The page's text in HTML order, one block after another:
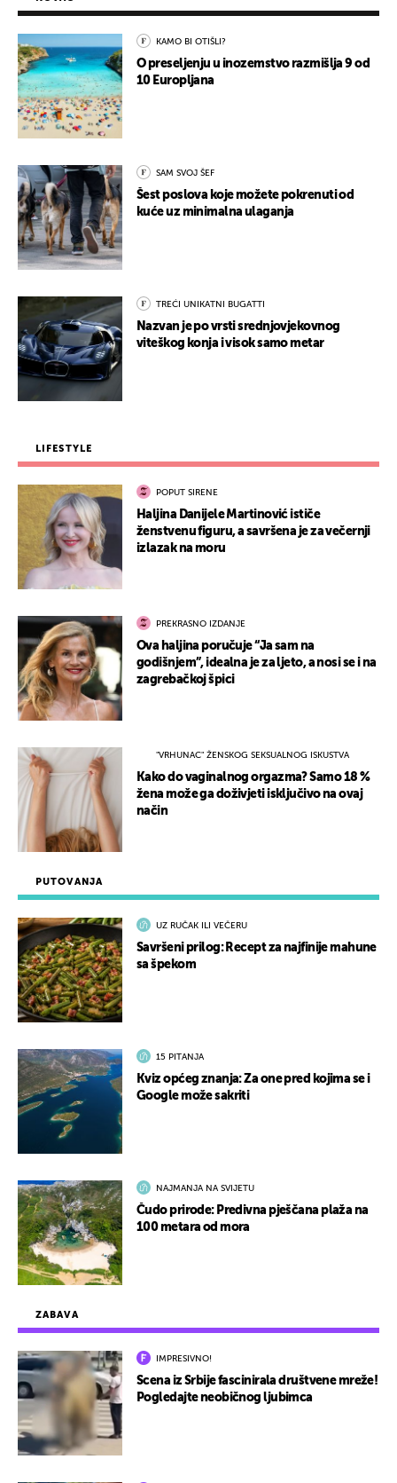
ZABAVA
IMPRESIVNO!
Scena iz Srbije fascinirala društvene mreže!
Pogledajte neobičnog ljubimca
PUTOVANJA
UZ RUČAK ILI VEČERU
Savršeni prilog: Recept za najfinije mahune
sa špekom
15 PITANJA
Kviz općeg znanja: Za one pred kojima se i
Google može sakriti
NAJMANJA NA SVIJETU
Čudo prirode: Predivna pješčana plaža na
100 metara od mora
KAMO BI OTIŠLI?
O preseljenju u inozemstvo razmišlja 9 od
10 Europljana
SAM SVOJ ŠEF
Šest poslova koje možete pokrenuti od
kuće uz minimalna ulaganja
TREĆI UNIKATNI BUGATTI
Nazvan je po vrsti srednjovjekovnog
viteškog konja i visok samo metar
LIFESTYLE
POPUT SIRENE
Haljina Danijele Martinović ističe
ženstvenu figuru, a savršena je za večernji
izlazak na moru
PREKRASNO IZDANJE
Ova haljina poručuje “Ja sam na
godišnjem”, idealna je za ljeto, a nosi se i na
zagrebačkoj špici
"VRHUNAC" ŽENSKOG SEKSUALNOG ISKUSTVA
Kako do vaginalnog orgazma? Samo 18 %
žena može ga doživjeti isključivo na ovaj
način